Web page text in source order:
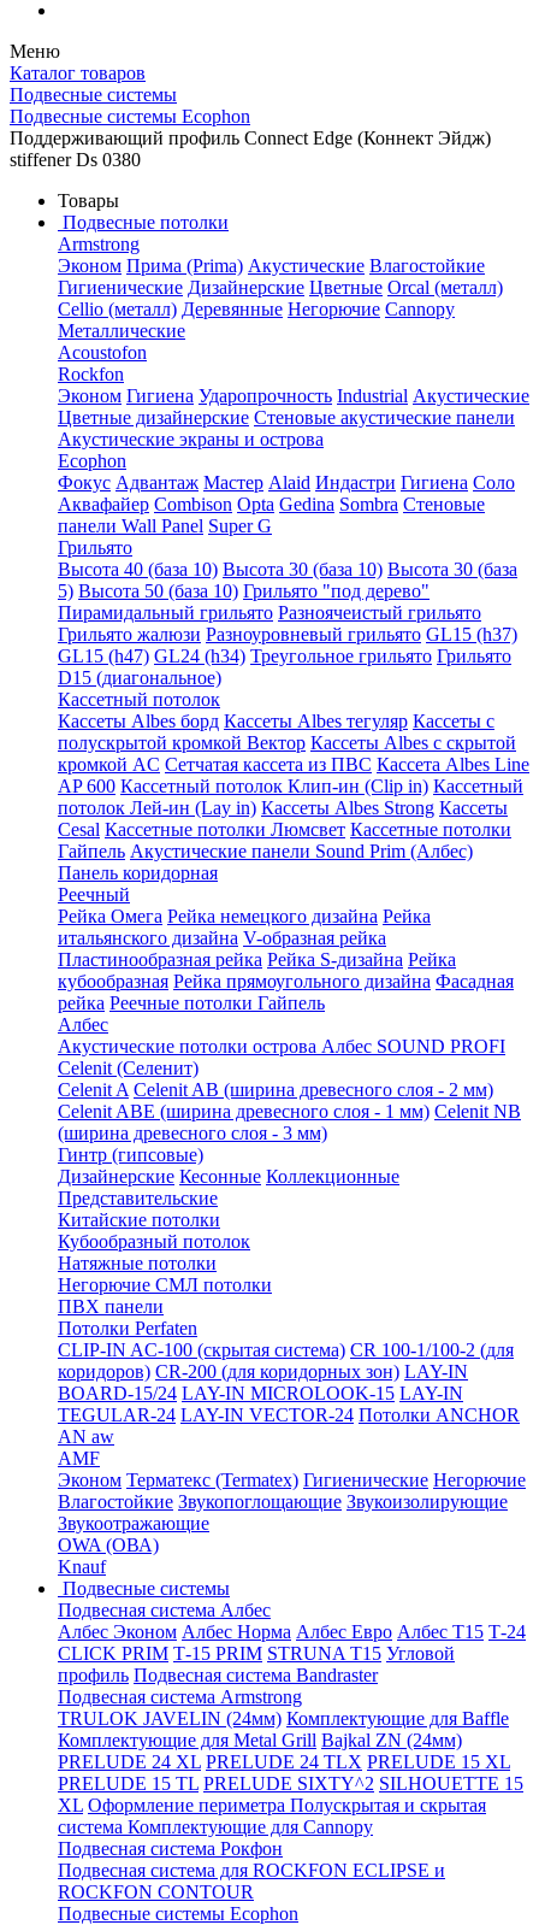
Меню
Каталог товаров
Подвесные системы
Подвесные системы Ecophon
Поддерживающий профиль Connect Edge (Коннект Эйдж)
stiffener Ds 0380
Товары
Подвесные потолки
Armstrong
Эконом Прима (Prima) Акустические Влагостойкие
Гигиенические Дизайнерские Цветные Orcal (металл)
Cellio (металл) Деревянные Негорючие Cannopy
Металлические
Acoustofon
Rockfon
Эконом Гигиена Ударопрочность Industrial Акустические
Цветные дизайнерские Стеновые акустические панели
Акустические экраны и острова
Ecophon
Фокус Адвантаж Мастер Alaid Индастри Гигиена Соло
Аквафайер Combison Opta Gedina Sombra Стеновые
панели Wall Panel Super G
Грильято
Высота 40 (база 10) Высота 30 (база 10) Высота 30 (база
5) Высота 50 (база 10) Грильято "под дерево"
Пирамидальный грильято Разноячеистый грильято
Грильято жалюзи Разноуровневый грильято GL15 (h37)
GL15 (h47) GL24 (h34) Треугольное грильято Грильято
D15 (диагональное)
Кассетный потолок
Кассеты Albes борд Кассеты Albes тегуляр Кассеты с
полускрытой кромкой Вектор Кассеты Albes с скрытой
кромкой AC Сетчатая кассета из ПВС Кассета Albes Line
AP 600 Кассетный потолок Клип-ин (Clip in) Кассетный
потолок Лей-ин (Lay in) Кассеты Albes Strong Кассеты
Cesal Кассетные потолки Люмсвет Кассетные потолки
Гайпель Акустические панели Sound Prim (Албес)
Панель коридорная
Реечный
Рейка Омега Рейка немецкого дизайна Рейка
итальянского дизайна V-образная рейка
Пластинообразная рейка Рейка S-дизайна Рейка
кубообразная Рейка прямоугольного дизайна Фасадная
рейка Реечные потолки Гайпель
Албес
Акустические потолки острова Албес SOUND PROFI
Celenit (Селенит)
Celenit A Celenit AB (ширина древесного слоя - 2 мм)
Celenit ABE (ширина древесного слоя - 1 мм) Celenit NB
(ширина древесного слоя - 3 мм)
Гинтр (гипсовые)
Дизайнерские Кесонные Коллекционные
Представительские
Китайские потолки
Кубообразный потолок
Натяжные потолки
Негорючие СМЛ потолки
ПВХ панели
Потолки Perfaten
CLIP-IN AC-100 (скрытая система) CR 100-1/100-2 (для
коридоров) CR-200 (для коридорных зон) LAY-IN
BOARD-15/24 LAY-IN MICROLOOK-15 LAY-IN
TEGULAR-24 LAY-IN VECTOR-24 Потолки ANCHOR
AN aw
AMF
Эконом Терматекс (Termatex) Гигиенические Негорючие
Влагостойкие Звукопоглощающие Звукоизолирующие
Звукоотражающие
OWA (ОВА)
Knauf
Подвесные системы
Подвесная система Албес
Албес Эконом Албес Норма Албес Евро Албес T15 Т-24
CLICK PRIM Т-15 PRIM STRUNA Т15 Угловой
профиль Подвесная система Bandraster
Подвесная система Armstrong
TRULOK JAVELIN (24мм) Комплектующие для Baffle
Комплектующие для Metal Grill Bajkal ZN (24мм)
PRELUDE 24 XL PRELUDE 24 TLX PRELUDE 15 XL
PRELUDE 15 TL PRELUDE SIXTY^2 SILHOUETTE 15
XL Оформление периметра Полускрытая и скрытая
система Комплектующие для Cannopy
Подвесная система Рокфон
Подвесная система для ROCKFON ECLIPSE и
ROCKFON CONTOUR
Подвесные системы Ecophon